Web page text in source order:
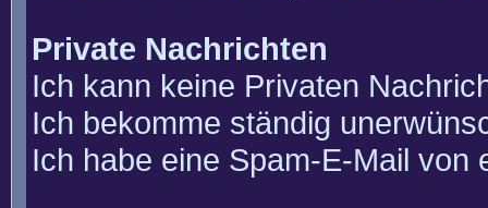
Private Nachrichten
Ich kann keine Privaten
Ich bekomme ständig
Ich habe eine Spam-E-Mail von